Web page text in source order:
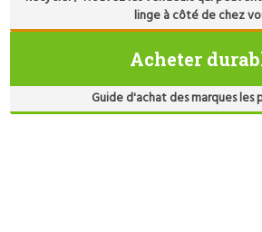
linge à côté de chez
Acheter
Guide d'achat des marques les